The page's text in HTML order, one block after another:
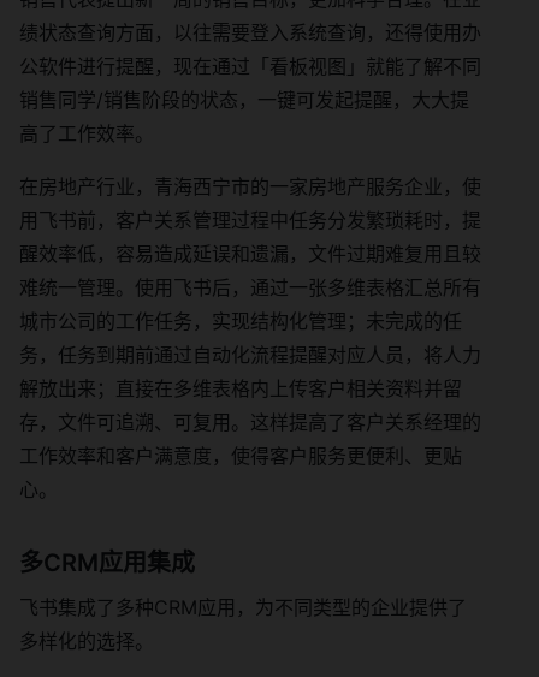
绩状态查询方面，以往需要登入系统查询，还得使用办
公软件进行提醒，现在通过「看板视图」就能了解不同
销售同学/销售阶段的状态，一键可发起提醒，大大提
高了工作效率。
在房地产行业，青海西宁市的一家房地产服务企业，使
用飞书前，客户关系管理过程中任务分发繁琐耗时，提
醒效率低，容易造成延误和遗漏，文件过期难复用且较
难统一管理。使用飞书后，通过一张多维表格汇总所有
城市公司的工作任务，实现结构化管理；未完成的任
务，任务到期前通过自动化流程提醒对应人员，将人力
解放出来；直接在多维表格内上传客户相关资料并留
存，文件可追溯、可复用。这样提高了客户关系经理的
工作效率和客户满意度，使得客户服务更便利、更贴
心。
多CRM应用集成
飞书集成了多种CRM应用，为不同类型的企业提供了
多样化的选择。